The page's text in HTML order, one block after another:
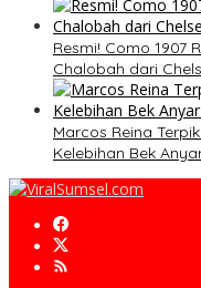
Resmi! Como 1907
Chalobah dari
Marcos Reina
Kelebihan Bek